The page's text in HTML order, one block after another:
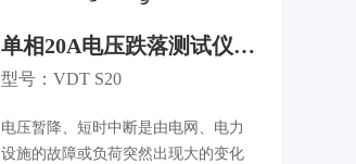
领域，可测试 PLC、变频器、充电
桩、车载部件、家电整机、医疗设
备、通信电源、LED 驱动等各类产
品。
单相20A电压跌落测试仪
VDT S20
型号：VDT S20
电压暂降、短时中断是由电网、电力
设施的故障或负荷突然出现大的变化